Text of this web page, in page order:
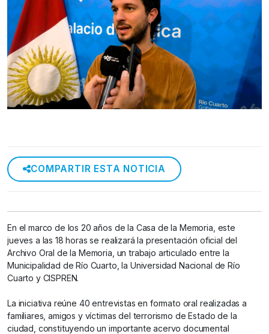
COMPARTIR ESTA NOTICIA
En el marco de los 20 años de la Casa de la Memoria, este
jueves a las 18 horas se realizará la presentación oficial del
Archivo Oral de la Memoria, un trabajo articulado entre la
Municipalidad de Río Cuarto, la Universidad Nacional de Río
Cuarto y CISPREN.
La iniciativa reúne 40 entrevistas en formato oral realizadas a
familiares, amigos y víctimas del terrorismo de Estado de la
ciudad, constituyendo un importante acervo documental